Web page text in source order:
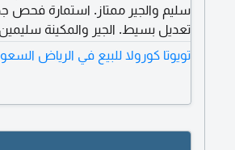
سليم والجير ممتاز. استمارة فحص
تعديل بسيط. الجير والمكينة
الأرباقات سليمة.
تويوتا كورولا للبيع في الرياض